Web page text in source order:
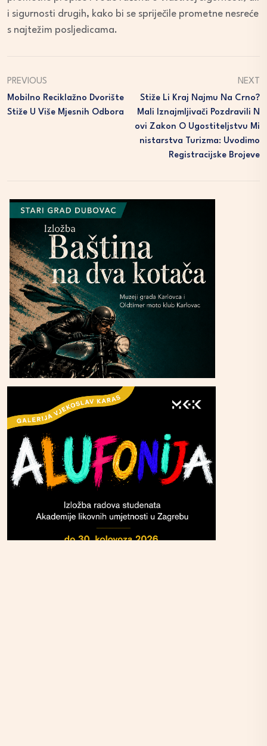
i sigurnosti drugih, kako bi se spriječile prometne nesreće
s najtežim posljedicama.
PREVIOUS
Mobilno Reciklažno Dvorište
Stiže U Više Mjesnih Odbora
NEXT
Stiže Li Kraj Najmu Na Crno?
Mali Iznajmljivači Pozdravili N
Ovi Zakon O Ugostiteljstvu Mi
Nistarstva Turizma: Uvodimo
Registracijske Brojeve